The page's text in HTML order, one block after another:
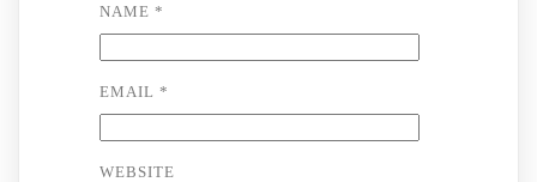
NAME *
EMAIL *
WEBSITE